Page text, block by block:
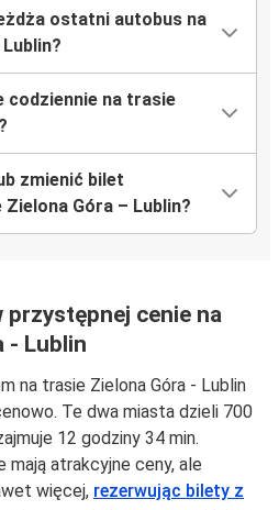
ostatni autobus na
codziennie na trasie
zmienić bilet
Góra – Lublin?
przystępnej cenie na
- Lublin
na trasie Zielona Góra - Lublin
Te dwa miasta dzieli 700
12 godziny 34 min.
mają atrakcyjne ceny, ale
więcej, rezerwując bilety z